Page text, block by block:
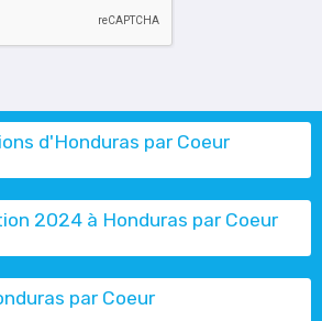
d'Honduras par Coeur
2024 à Honduras par Coeur
par Coeur